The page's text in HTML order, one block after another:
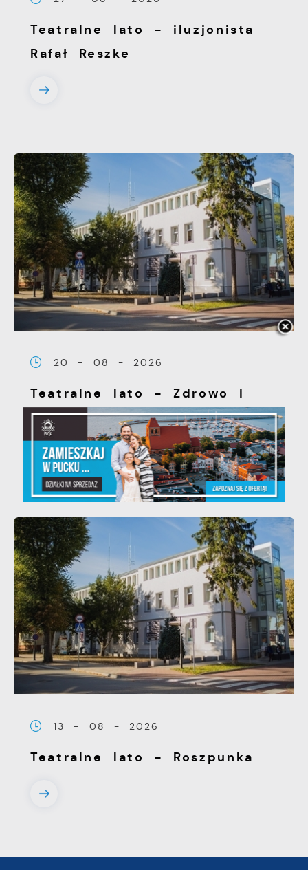
Teatralne lato - iluzjonista
Rafał Reszke
20 - 08 - 2026
Teatralne lato - Zdrowo i
kolorowo
13 - 08 - 2026
Teatralne lato - Roszpunka
mogą pojawić się na stronach podmiotów
trzecich lub firm będących naszymi
Firmy te działają w charakterze